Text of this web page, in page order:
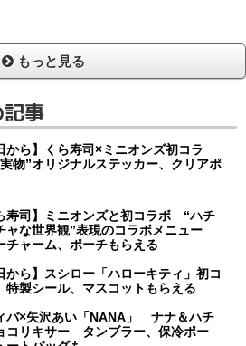
もっと見る
事
から】くら寿司×ミニオンズ初コラ
物”オリジナルステッカー、クリアポ
寿司】ミニオンズと初コラボ “ハチ
ャな世界観”表現のコラボメニュー
チャーム、ポーチもらえる
から】スシロー「ハローキティ」初コ
製シール、マスコットもらえる
バ×矢沢あい「NANA」 ナナ＆ハチ
コリキサー タンブラー、保冷ポー